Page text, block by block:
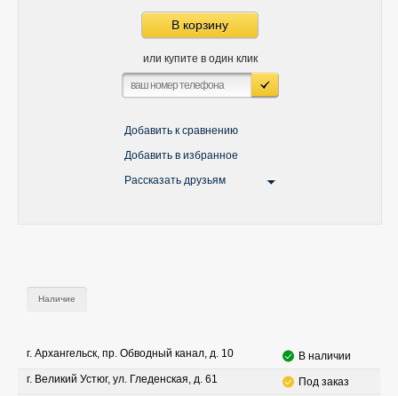
В корзину
или купите в один клик
Добавить к сравнению
Добавить в избранное
Рассказать друзьям
Наличие
г. Архангельск, пр. Обводный канал, д. 10
В наличии
г. Великий Устюг, ул. Гледенская, д. 61
Под заказ